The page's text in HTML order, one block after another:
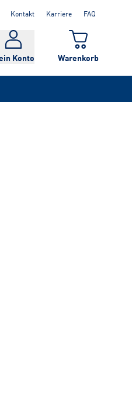
Kontakt Karriere FAQ
Konto Warenkorb